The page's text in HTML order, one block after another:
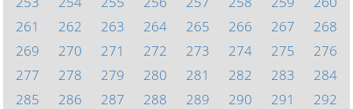
261
262 263 264 265 266 267
268
269
270 271 272 273 274 275
276
277
278 279 280 281 282 283
284
285
286 287 288 289 290 291
292